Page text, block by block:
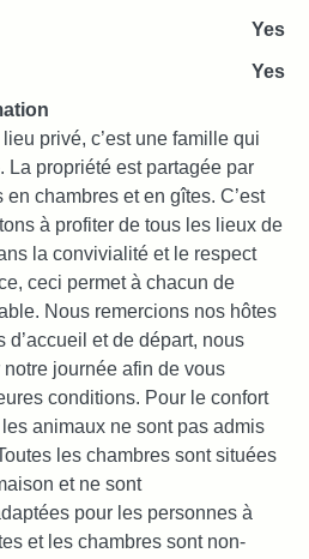
Yes
Yes
privé, c’est une famille qui
propriété est partagée par
chambres et en gîtes. C’est
à profiter de tous les lieux de
la convivialité et le respect
ceci permet à chacun de
Nous remercions nos hôtes
d’accueil et de départ, nous
journée afin de vous
conditions. Pour le confort
animaux ne sont pas admis
les chambres sont situées
et ne sont
pour les personnes à
et les chambres sont non-